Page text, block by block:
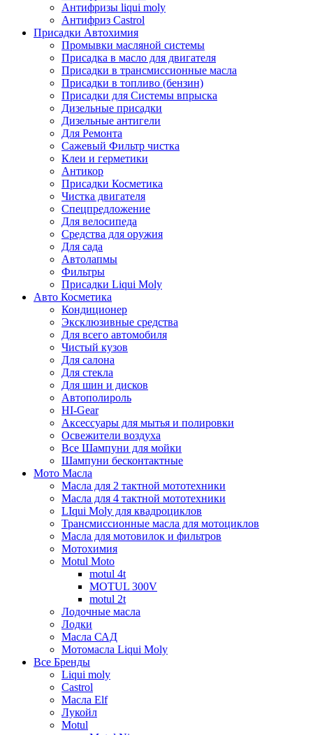
Антифризы liqui moly
Антифриз Castrol
Присадки Автохимия
Промывки масляной системы
Присадка в масло для двигателя
Присадки в трансмиссионные масла
Присадки в топливо (бензин)
Присадки для Системы впрыска
Дизельные присадки
Дизельные антигели
Для Ремонта
Сажевый Фильтр чистка
Клеи и герметики
Антикор
Присадки Косметика
Чистка двигателя
Спецпредложение
Для велосипеда
Средства для оружия
Для сада
Автолапмы
Фильтры
Присадки Liqui Moly
Авто Косметика
Кондиционер
Эксклюзивные средства
Для всего автомобиля
Чистый кузов
Для салона
Для стекла
Для шин и дисков
Автополироль
HI-Gear
Аксессуары для мытья и полировки
Освежители воздуха
Все Шампуни для мойки
Шампуни бесконтактные
Мото Масла
Масла для 2 тактной мототехники
Масла для 4 тактной мототехники
LIqui Moly для квадроциклов
Трансмиссионные масла для мотоциклов
Масла для мотовилок и фильтров
Мотохимия
Motul Moto
motul 4t
MOTUL 300V
motul 2t
Лодочные масла
Лодки
Масла САД
Мотомасла Liqui Moly
Все Бренды
Liqui moly
Castrol
Масла Elf
Лукойл
Motul